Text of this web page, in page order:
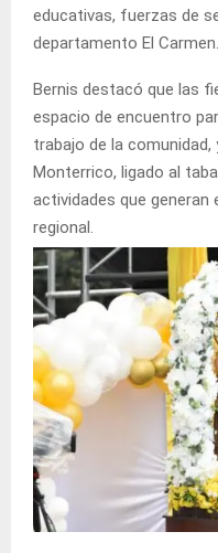
educativas, fuerzas de
departamento El Carmen.
Bernis destacó que las
espacio de encuentro
trabajo de la
Monterrico, ligado al
actividades que
regional.